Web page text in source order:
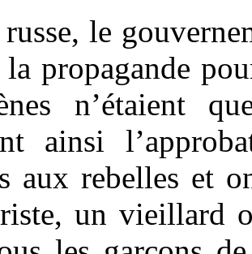
le
propagande
n’étaient
ainsi
aux rebelles et
un vieillard